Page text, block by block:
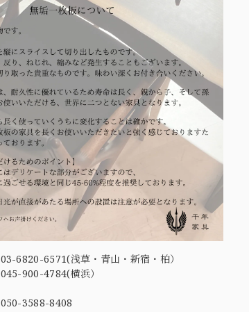
03-6820-6571(浅草・青山・新宿・柏）
045-900-4784(横浜）
050-3588-8408